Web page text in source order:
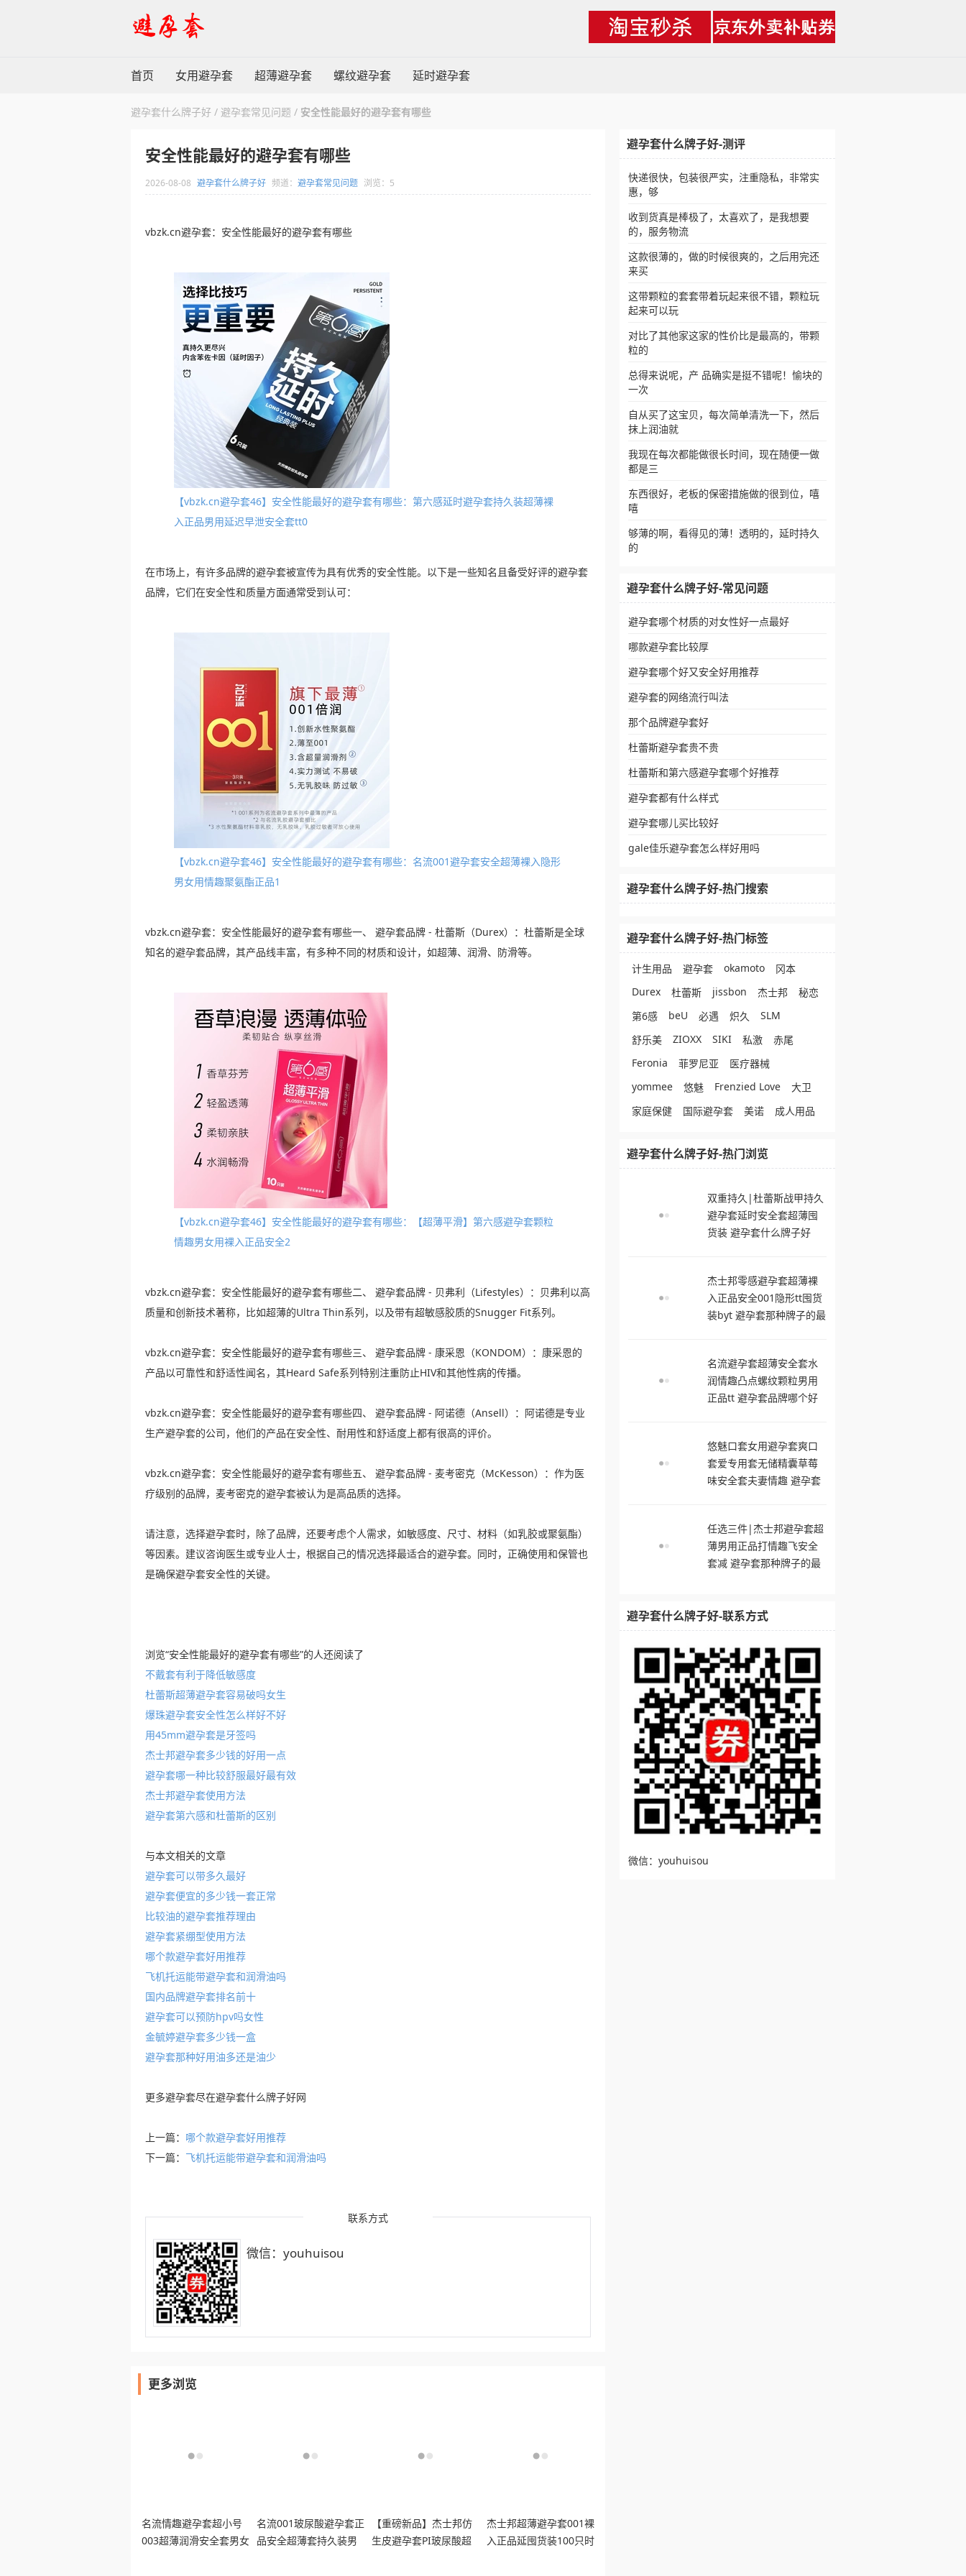
首页 女用避孕套 超薄避孕套 螺纹避孕套 延时避孕套
避孕套什么牌子好 / 避孕套常见问题 / 安全性能最好的避孕套有哪些
安全性能最好的避孕套有哪些
2026-08-08 避孕套什么牌子好 频道： 避孕套常见问题 浏览：5
vbzk.cn避孕套：安全性能最好的避孕套有哪些
【vbzk.cn避孕套46】安全性能最好的避孕套有哪些：第六感延时避孕套持久装超薄裸
入正品男用延迟早泄安全套tt0
在市场上，有许多品牌的避孕套被宣传为具有优秀的安全性能。以下是一些知名且备受好评的避孕套
品牌，它们在安全性和质量方面通常受到认可：
【vbzk.cn避孕套46】安全性能最好的避孕套有哪些：名流001避孕套安全超薄裸入隐形
男女用情趣聚氨酯正品1
vbzk.cn避孕套：安全性能最好的避孕套有哪些一、 避孕套品牌 - 杜蕾斯（Durex）：杜蕾斯是全球
知名的避孕套品牌，其产品线丰富，有多种不同的材质和设计，如超薄、润滑、防滑等。
【vbzk.cn避孕套46】安全性能最好的避孕套有哪些：【超薄平滑】第六感避孕套颗粒
情趣男女用裸入正品安全2
vbzk.cn避孕套：安全性能最好的避孕套有哪些二、 避孕套品牌 - 贝弗利（Lifestyles）：贝弗利以高
质量和创新技术著称，比如超薄的Ultra Thin系列，以及带有超敏感胶质的Snugger Fit系列。
vbzk.cn避孕套：安全性能最好的避孕套有哪些三、 避孕套品牌 - 康采恩（KONDOM）：康采恩的
产品以可靠性和舒适性闻名，其Heard Safe系列特别注重防止HIV和其他性病的传播。
vbzk.cn避孕套：安全性能最好的避孕套有哪些四、 避孕套品牌 - 阿诺德（Ansell）：阿诺德是专业
生产避孕套的公司，他们的产品在安全性、耐用性和舒适度上都有很高的评价。
vbzk.cn避孕套：安全性能最好的避孕套有哪些五、 避孕套品牌 - 麦考密克（McKesson）：作为医
疗级别的品牌，麦考密克的避孕套被认为是高品质的选择。
请注意，选择避孕套时，除了品牌，还要考虑个人需求，如敏感度、尺寸、材料（如乳胶或聚氨酯）
等因素。建议咨询医生或专业人士，根据自己的情况选择最适合的避孕套。同时，正确使用和保管也
是确保避孕套安全性的关键。
浏览“安全性能最好的避孕套有哪些”的人还阅读了
不戴套有利于降低敏感度
杜蕾斯超薄避孕套容易破吗女生
爆珠避孕套安全性怎么样好不好
用45mm避孕套是牙签吗
杰士邦避孕套多少钱的好用一点
避孕套哪一种比较舒服最好最有效
杰士邦避孕套使用方法
避孕套第六感和杜蕾斯的区别
与本文相关的文章
避孕套可以带多久最好
避孕套便宜的多少钱一套正常
比较油的避孕套推荐理由
避孕套紧绷型使用方法
哪个款避孕套好用推荐
飞机托运能带避孕套和润滑油吗
国内品牌避孕套排名前十
避孕套可以预防hpv吗女性
金毓婷避孕套多少钱一盒
避孕套那种好用油多还是油少
更多避孕套尽在避孕套什么牌子好网
上一篇： 哪个款避孕套好用推荐
下一篇： 飞机托运能带避孕套和润滑油吗
联系方式
微信：youhuisou
更多浏览
名流情趣避孕套超小号
003超薄润滑安全套男女
名流001玻尿酸避孕套正
品安全超薄套持久装男
【重磅新品】杰士邦仿
生皮避孕套PI玻尿酸超
杰士邦超薄避孕套001裸
入正品延囤货装100只时
避孕套什么牌子好-测评
快递很快，包装很严实，注重隐私，非常实
惠，够
收到货真是棒极了，太喜欢了，是我想要
的，服务物流
这款很薄的，做的时候很爽的，之后用完还
来买
这带颗粒的套套带着玩起来很不错，颗粒玩
起来可以玩
对比了其他家这家的性价比是最高的，带颗
粒的
总得来说呢，产 品确实是挺不错呢！愉块的
一次
自从买了这宝贝，每次简单清洗一下，然后
抹上润油就
我现在每次都能做很长时间，现在随便一做
都是三
东西很好，老板的保密措施做的很到位，嘻
嘻
够薄的啊，看得见的薄！透明的，延时持久
的
避孕套什么牌子好-常见问题
避孕套哪个材质的对女性好一点最好
哪款避孕套比较厚
避孕套哪个好又安全好用推荐
避孕套的网络流行叫法
那个品牌避孕套好
杜蕾斯避孕套贵不贵
杜蕾斯和第六感避孕套哪个好推荐
避孕套都有什么样式
避孕套哪儿买比较好
gale佳乐避孕套怎么样好用吗
避孕套什么牌子好-热门搜索
避孕套什么牌子好-热门标签
计生用品 避孕套 okamoto
冈本
Durex
杜蕾斯 jissbon 杰士邦
秘恋
第6感
beU 必遇 炽久
SLM
舒乐美
ZIOXX SIKI 私激
赤尾
Feronia
菲罗尼亚
医疗器械
yommee
悠魅 Frenzied Love
大卫
家庭保健
国际避孕套 美诺 成人用品
避孕套什么牌子好-热门浏览
双重持久|杜蕾斯战甲持久
避孕套延时安全套超薄囤
货装 避孕套什么牌子好
杰士邦零感避孕套超薄裸
入正品安全001隐形tt囤货
装byt 避孕套那种牌子的最
名流避孕套超薄安全套水
润情趣凸点螺纹颗粒男用
正品tt 避孕套品牌哪个好
悠魅口套女用避孕套爽口
套爱专用套无储精囊草莓
味安全套夫妻情趣 避孕套
任选三件|杰士邦避孕套超
薄男用正品打情趣飞安全
套减 避孕套那种牌子的最
避孕套什么牌子好-联系方式
微信：youhuisou